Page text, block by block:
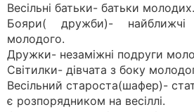
Весільні батьки- батьки молодих.
Бояри( дружби)- найближчі
молодого.
Дружки- незаміжні подруги
Світилки- дівчата з боку
Весільний староста(шафер)-
є розпорядником на весіллі.